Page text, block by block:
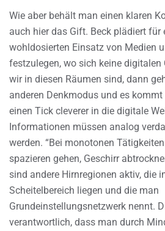
Wie aber behält man einen klaren
auch hier das Gift. Beck plädiert für
wohldosierten Einsatz von Medien
festzulegen, wo sich keine digitalen
wir in diesen Räumen sind, dann
anderen Denkmodus und es
einen Tick cleverer in die digitale
Informationen müssen analog
werden. “Bei monotonen
spazieren gehen, Geschirr
sind andere Hirnregionen aktiv, die
Scheitelbereich liegen und die man
Grundeinstellungsnetzwerk nennt.
verantwortlich, dass man durch